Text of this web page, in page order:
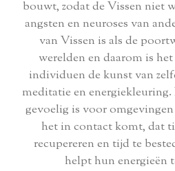
bouwt, zodat de Vissen niet
angsten en neuroses van
van Vissen is als de
werelden en daarom is
individuen de kunst van
meditatie en
gevoelig is voor omgevingen
het in contact komt, dat
recupereren en tijd te
helpt hun energieën